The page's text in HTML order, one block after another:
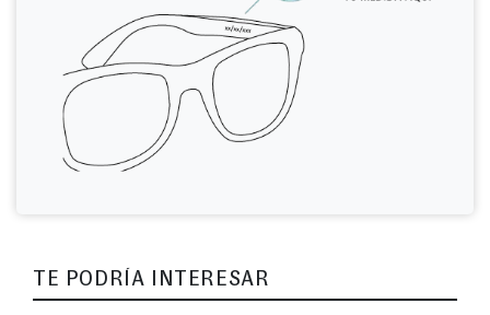
TE PODRÍA INTERESAR